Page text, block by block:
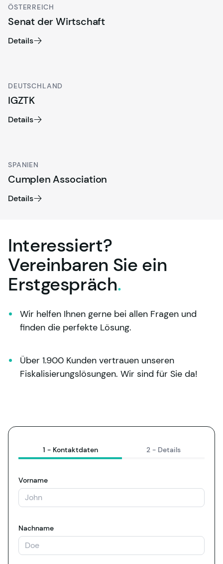
ÖSTERREICH
Senat der Wirtschaft
Details
DEUTSCHLAND
IGZTK
Details
SPANIEN
Cumplen Association
Details
Interessiert?
Vereinbaren Sie ein
Erstgespräch.
Wir helfen Ihnen gerne bei allen Fragen und
finden die perfekte Lösung.
Über 1.900 Kunden vertrauen unseren
Fiskalisierungslösungen. Wir sind für Sie da!
1 - Kontaktdaten 2 - Details
Vorname
Nachname